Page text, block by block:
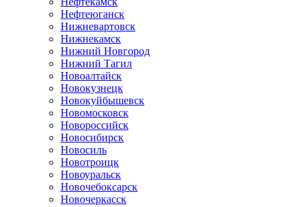
Нефтеюганск
Нижневартовск
Нижнекамск
Нижний Новгород
Нижний Тагил
Новоалтайск
Новокузнецк
Новокуйбышевск
Новомосковск
Новороссийск
Новосибирск
Новосиль
Новотроицк
Новоуральск
Новочебоксарск
Новочеркасск